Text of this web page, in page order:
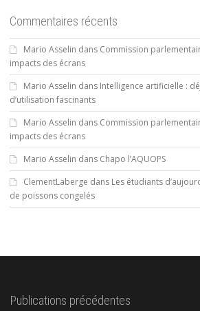
Commentaires récents
Mario Asselin dans Commission
impacts des écrans
Mario Asselin dans Intelligence artificielle :
d’utilisation fascinants
Mario Asselin dans Commission
impacts des écrans
Mario Asselin dans Chapo l’AQUOPS
ClementLaberge dans Les étudiants
de poissons congelés
Publications précédentes